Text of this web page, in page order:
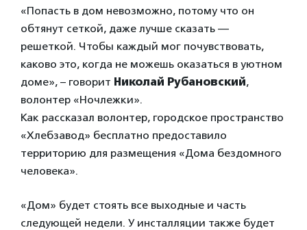
«Попасть в дом невозможно, потому что он
обтянут сеткой, даже лучше сказать —
решеткой. Чтобы каждый мог почувствовать,
каково это, когда не можешь оказаться в уютном
доме», – говорит Николай Рубановский,
волонтер «Ночлежки».
Как рассказал волонтер, городское пространство
«Хлебзавод» бесплатно предоставило
территорию для размещения «Дома бездомного
человека».
«Дом» будет стоять все выходные и часть
следующей недели. У инсталляции также будет